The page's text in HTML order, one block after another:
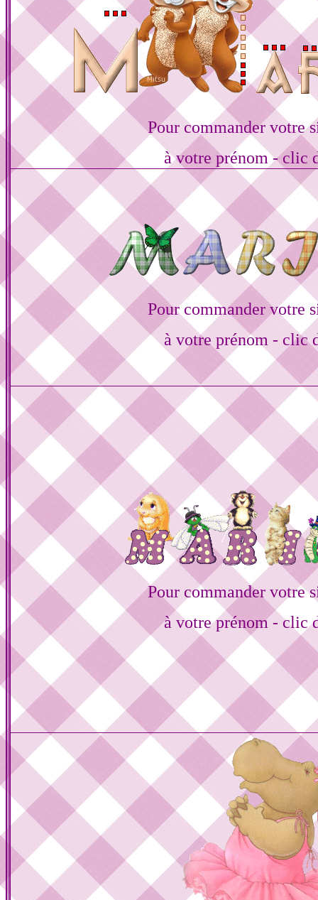
Pour commander votre
à votre prénom - clic
Pour commander votre
à votre prénom - clic
Pour commander votre
à votre prénom - clic